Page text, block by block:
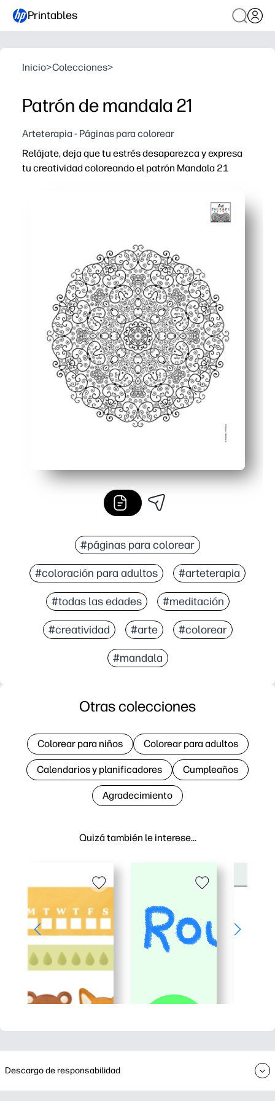
Printables
Inicio>Colecciones>
Patrón de mandala 21
Arteterapia - Páginas para colorear
Relájate, deja que tu estrés desaparezca y expresa
tu creatividad coloreando el patrón Mandala 21
Los intrincados patrones mantienen las manos
Flexible para cualquier entorno: utilízalo como centro
#páginas para colorear
#coloración para adultos #arteterapia
#todas las edades #meditación
#creatividad #arte #colorear
#mandala
Quizá también le interese…
Otras colecciones
Colorear para niños Colorear para adultos
Calendarios y planificadores Cumpleaños
Agradecimiento
Descargo de responsabilidad